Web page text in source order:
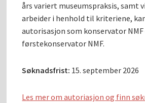
års variert museumspraksis, samt
arbeider i henhold til kriteriene,
autorisasjon som konservator
førstekonservator NMF.
Søknadsfrist: 15. september 2026
Les mer om autoriasjon og finn